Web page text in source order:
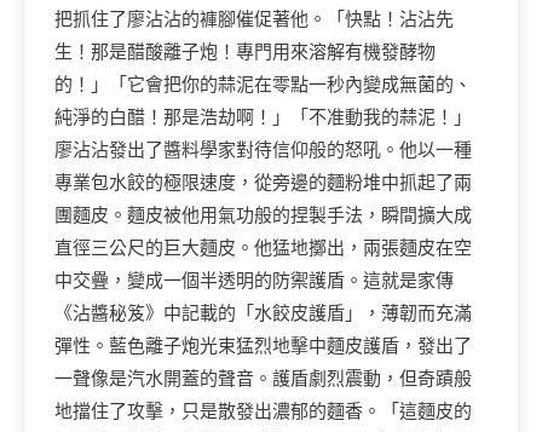
把抓住了廖沾沾的褲腳催促著他。「快點！沾沾先
生！那是醋酸離子炮！專門用來溶解有機發酵物
的！」「它會把你的蒜泥在零點一秒內變成無菌的、
純淨的白醋！那是浩劫啊！」「不准動我的蒜泥！」
廖沾沾發出了醬料學家對待信仰般的怒吼。他以一種
專業包水餃的極限速度，從旁邊的麵粉堆中抓起了兩
團麵皮。麵皮被他用氣功般的捏製手法，瞬間擴大成
直徑三公尺的巨大麵皮。他猛地擲出，兩張麵皮在空
中交疊，變成一個半透明的防禦護盾。這就是家傳
《沾醬秘笈》中記載的「水餃皮護盾」，薄韌而充滿
彈性。藍色離子炮光束猛烈地擊中麵皮護盾，發出了
一聲像是汽水開蓋的聲音。護盾劇烈震動，但奇蹟般
地擋住了攻擊，只是散發出濃郁的麵香。「這麵皮的